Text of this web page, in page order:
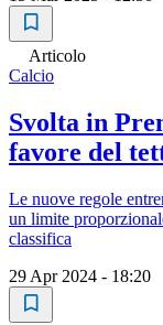
Articolo
Calcio
Svolta in
favore del
Le nuove regole
un limite
classifica
29 Apr 2024 - 18:20